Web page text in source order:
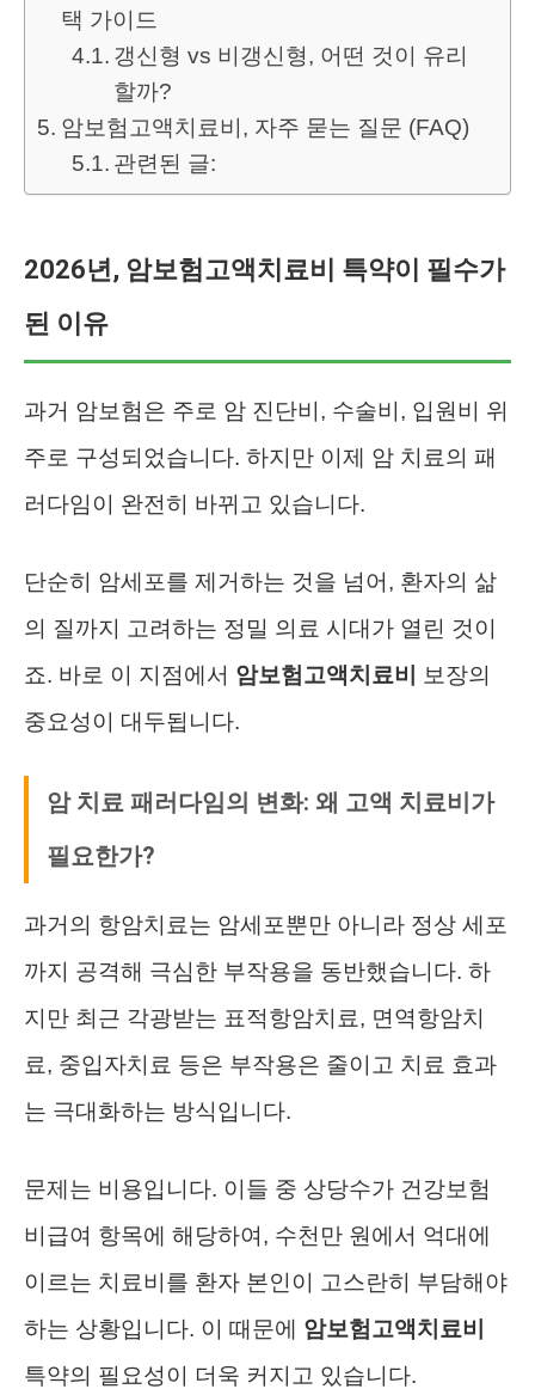
택 가이드
갱신형 vs 비갱신형, 어떤 것이 유리
할까?
암보험고액치료비, 자주 묻는 질문 (FAQ)
관련된 글:
2026년, 암보험고액치료비 특약이 필수가
된 이유
과거 암보험은 주로 암 진단비, 수술비, 입원비 위
주로 구성되었습니다. 하지만 이제 암 치료의 패
러다임이 완전히 바뀌고 있습니다.
단순히 암세포를 제거하는 것을 넘어, 환자의 삶
의 질까지 고려하는 정밀 의료 시대가 열린 것이
죠. 바로 이 지점에서 암보험고액치료비
보장의
중요성이 대두됩니다.
암 치료 패러다임의 변화: 왜 고액 치료비가
필요한가?
과거의 항암치료는 암세포뿐만 아니라 정상 세포
까지 공격해 극심한 부작용을 동반했습니다. 하
지만 최근 각광받는 표적항암치료, 면역항암치
료, 중입자치료 등은 부작용은 줄이고 치료 효과
는 극대화하는 방식입니다.
문제는 비용입니다. 이들 중 상당수가 건강보험
비급여 항목에 해당하여, 수천만 원에서 억대에
이르는 치료비를 환자 본인이 고스란히 부담해야
하는 상황입니다. 이 때문에 암보험고액치료비
특약의 필요성이 더욱 커지고 있습니다.